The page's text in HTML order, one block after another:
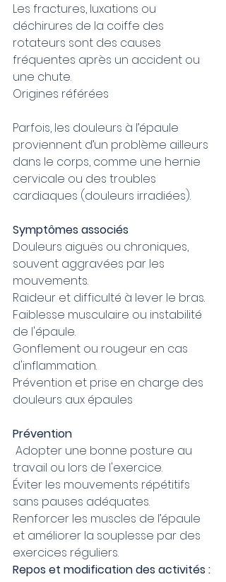
Les fractures, luxations ou
déchirures de la coiffe des
rotateurs sont des causes
fréquentes après un accident ou
une chute.
Origines référées
Parfois, les douleurs à l’épaule
proviennent d’un problème ailleurs
dans le corps, comme une hernie
cervicale ou des troubles
cardiaques (douleurs irradiées).
Symptômes associés
Douleurs aiguës ou chroniques,
souvent aggravées par les
mouvements.
Raideur et difficulté à lever le bras.
Faiblesse musculaire ou instabilité
de l'épaule.
Gonflement ou rougeur en cas
d'inflammation.
Prévention et prise en charge des
douleurs aux épaules
Prévention
Adopter une bonne posture au
travail ou lors de l'exercice.
Éviter les mouvements répétitifs
sans pauses adéquates.
Renforcer les muscles de l’épaule
et améliorer la souplesse par des
exercices réguliers.
Repos et modification des activités :